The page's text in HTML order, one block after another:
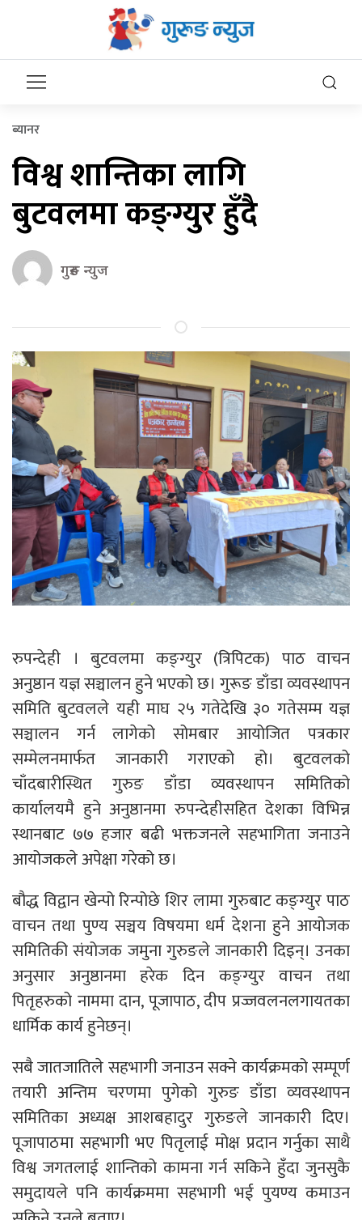
ब्यानर
विश्व शान्तिका लागि
बुटवलमा कङ्ग्युर हुँदै
गुरुङ न्युज
रुपन्देही । बुटवलमा कङ्ग्युर (त्रिपिटक) पाठ वाचन
अनुष्ठान यज्ञ सञ्चालन हुने भएको छ। गुरूङ डाँडा व्यवस्थापन
समिति बुटवलले यही माघ २५ गतेदेखि ३० गतेसम्म यज्ञ
सञ्चालन गर्न लागेको सोमबार आयोजित पत्रकार
सम्मेलनमार्फत जानकारी गराएको हो। बुटवलको
चाँदबारीस्थित गुरुङ डाँडा व्यवस्थापन समितिको
कार्यालयमै हुने अनुष्ठानमा रुपन्देहीसहित देशका विभिन्न
स्थानबाट ७७ हजार बढी भक्तजनले सहभागिता जनाउने
आयोजकले अपेक्षा गरेको छ।
बौद्ध विद्वान खेन्पो रिन्पोछे शिर लामा गुरुबाट कङ्ग्युर पाठ
वाचन तथा पुण्य सञ्चय विषयमा धर्म देशना हुने आयोजक
समितिकी संयोजक जमुना गुरुङले जानकारी दिइन्। उनका
अनुसार अनुष्ठानमा हरेक दिन कङ्ग्युर वाचन तथा
पितृहरुको नाममा दान, पूजापाठ, दीप प्रज्जवलनलगायतका
धार्मिक कार्य हुनेछन्।
सबै जातजातिले सहभागी जनाउन सक्ने कार्यक्रमको सम्पूर्ण
तयारी अन्तिम चरणमा पुगेको गुरुङ डाँडा व्यवस्थापन
समितिका अध्यक्ष आशबहादुर गुरुङले जानकारी दिए।
पूजापाठमा सहभागी भए पितृलाई मोक्ष प्रदान गर्नुका साथै
विश्व जगतलाई शान्तिको कामना गर्न सकिने हुँदा जुनसुकै
समुदायले पनि कार्यक्रममा सहभागी भई पुयण्य कमाउन